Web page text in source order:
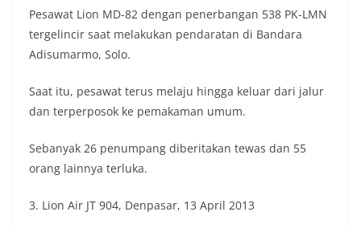
Pesawat Lion MD-82 dengan penerbangan 538 PK-LMN
tergelincir saat melakukan pendaratan di Bandara
Adisumarmo, Solo.
Saat itu, pesawat terus melaju hingga keluar dari jalur
dan terperposok ke pemakaman umum.
Sebanyak 26 penumpang diberitakan tewas dan 55
orang lainnya terluka.
3. Lion Air JT 904, Denpasar, 13 April 2013